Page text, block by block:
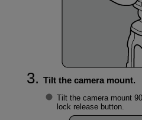
Tilt the camera mount.
Tilt the camera mount
lock release button.